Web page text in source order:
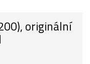
originální